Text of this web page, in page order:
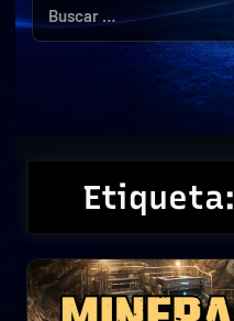
Etiqueta: